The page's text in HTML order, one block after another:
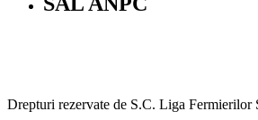
Drepturi rezervate de S.C. Liga Fermierilor